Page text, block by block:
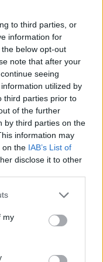
to third parties, or
information for
below opt-out
note that after your
seeing
utilized by
third parties prior to
of the further
by third parties on the
information may
on the IAB’s List of
disclose it to other
or more Google
You may click to
third-party tags to
in below Google
my
et 1,1 million de
la
de nombreux
dernières
dans l'utérus
certain nombre
Une
?